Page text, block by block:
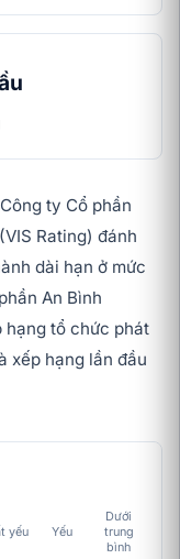
ty Cổ phần
Rating) đánh
dài hạn ở mức
An Bình
hạng tổ chức phát
xếp hạng lần đầu
yếu Yếu
Dưới
trung
bình